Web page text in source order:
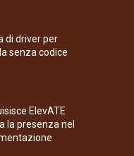
di driver per
senza codice
ElevATE
la presenza nel